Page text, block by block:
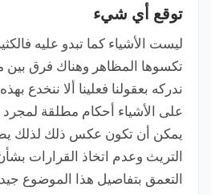
توقع أي شيء
ليست الأشياء كما تبدو عليه
تكسوها المظاهر وهناك فرق بين ما
ندركه بعقولنا فعلينا ألا ننخدع
على الأشياء أحكام مطلقة لمجرد
يمكن أن تكون عكس ذلك لذلك
التريث وعدم اتخاذ القرارات
التعمق بتفاصيل هذا الموضوع